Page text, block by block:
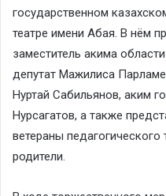
государственном
театре имени Абая. В нём
заместитель акима
депутат Мажилиса
Нуртай Сабильянов, аким
Нурсагатов, а также
ветераны
родители.